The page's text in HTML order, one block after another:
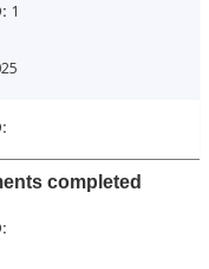
1
completed